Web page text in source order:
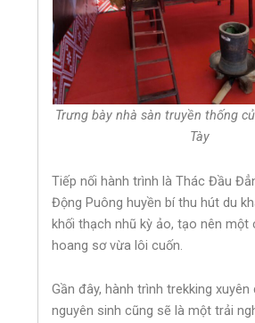
Trưng bày nhà sàn truyền thống
Tày
Tiếp nối hành trình là Thác Đầu
Động Puông huyền bí thu hút du
khối thạch nhũ kỳ ảo, tạo nên một
hoang sơ vừa lôi cuốn.
Gần đây, hành trình trekking xuyên
nguyên sinh cũng sẽ là một trải